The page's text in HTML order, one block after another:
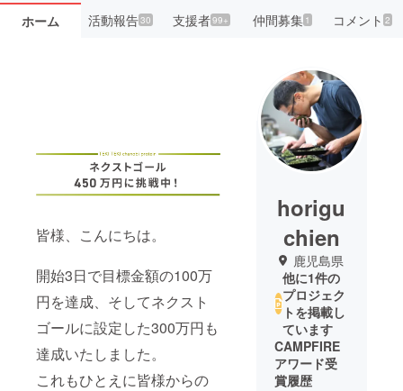
ホーム 活動報告30 支援者99+ 仲間募集 1 コメント2
皆様、こんにちは。
開始3日で目標金額の100万
円を達成、そしてネクスト
ゴールに設定した300万円も
達成いたしました。
これもひとえに皆様からの
horigu
chien
鹿児島県
他に1件の
プロジェク
トを掲載し
ています
CAMPFIRE
アワード受
賞履歴